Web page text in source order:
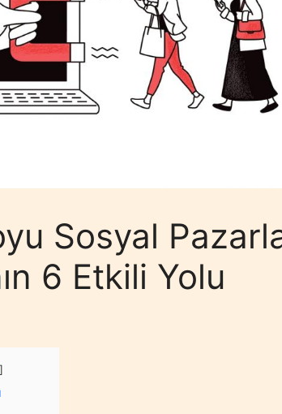
Sosyal
6 Etkili Yolu